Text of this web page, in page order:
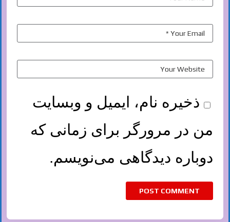
ذخیره نام، ایمیل و وبسایت
من در مرورگر برای زمانی که
دوباره دیدگاهی می‌نویسم.